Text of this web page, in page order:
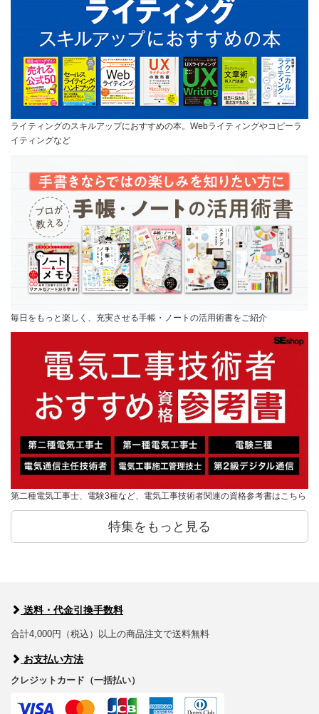
ライティングのスキルアップにおすすめの本。Webライティングやコピーラ
イティングなど
毎日をもっと楽しく、充実させる手帳・ノートの活用術書をご紹介
第二種電気工事士、電験3種など、電気工事技術者関連の資格参考書はこちら
特集をもっと見る
送料・代金引換手数料
合計4,000円（税込）以上の商品注文で送料無料
お支払い方法
クレジットカード（一括払い）